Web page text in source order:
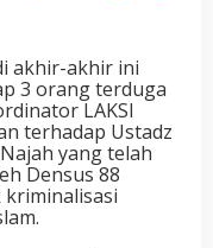
akhir-akhir ini
3 orang terduga
LAKSI
terhadap Ustadz
yang telah
Densus 88